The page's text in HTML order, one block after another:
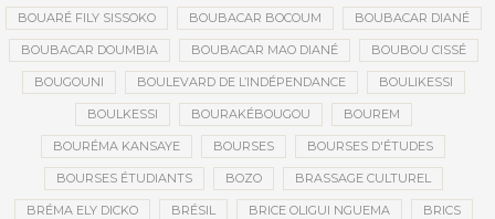
BOUARÉ FILY SISSOKO BOUBACAR BOCOUM BOUBACAR DIANÉ
BOUBACAR DOUMBIA BOUBACAR MAO DIANÉ BOUBOU CISSÉ
BOUGOUNI BOULEVARD DE L’INDÉPENDANCE BOULIKESSI
BOULKESSI BOURAKÉBOUGOU BOUREM
BOURÉMA KANSAYE BOURSES BOURSES D'ÉTUDES
BOURSES ÉTUDIANTS BOZO BRASSAGE CULTUREL
BRÉMA ELY DICKO BRÉSIL BRICE OLIGUI NGUEMA BRICS